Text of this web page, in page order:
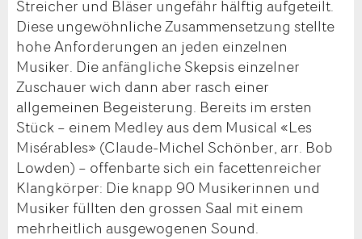
Streicher und Bläser ungefähr hälftig aufgeteilt.
Diese ungewöhnliche Zusammensetzung stellte
hohe Anforderungen an jeden einzelnen
Musiker. Die anfängliche Skepsis einzelner
Zuschauer wich dann aber rasch einer
allgemeinen Begeisterung. Bereits im ersten
Stück – einem Medley aus dem Musical «Les
Misérables» (Claude-Michel Schönber, arr. Bob
Lowden) – offenbarte sich ein facettenreicher
Klangkörper: Die knapp 90 Musikerinnen und
Musiker füllten den grossen Saal mit einem
mehrheitlich ausgewogenen Sound.